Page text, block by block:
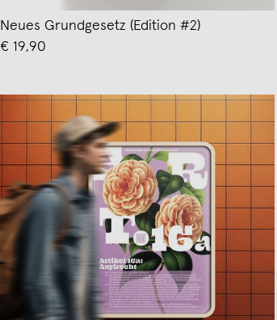
Neues Grundgesetz (Edition #2)
€ 19,90